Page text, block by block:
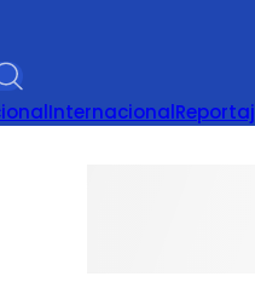
Internacional